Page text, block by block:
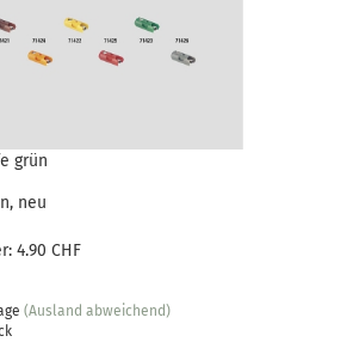
grün
neu
4.90 CHF
(Ausland abweichend)